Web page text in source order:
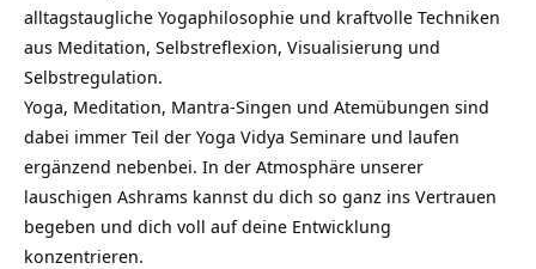
alltagstaugliche Yogaphilosophie und kraftvolle Techniken
aus Meditation, Selbstreflexion, Visualisierung und
Selbstregulation.
Yoga, Meditation, Mantra-Singen und Atemübungen sind
dabei immer Teil der Yoga Vidya Seminare und laufen
ergänzend nebenbei. In der Atmosphäre unserer
lauschigen Ashrams kannst du dich so ganz ins Vertrauen
begeben und dich voll auf deine Entwicklung
konzentrieren.